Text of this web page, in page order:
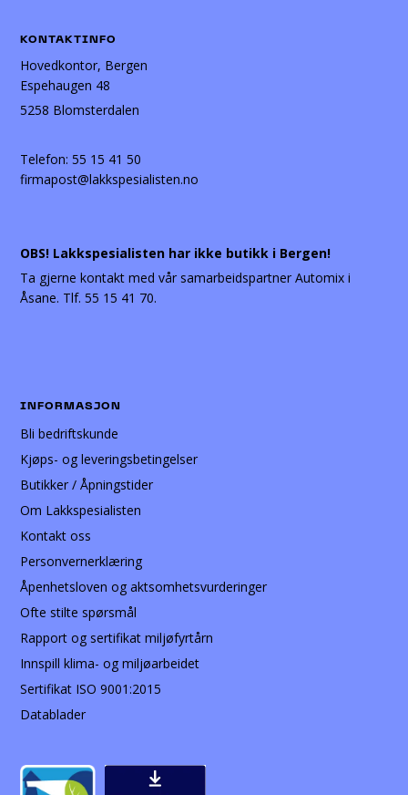
KONTAKTINFO
Hovedkontor, Bergen
Espehaugen 48
5258 Blomsterdalen
Telefon:55 15 41 50
firmapost@lakkspesialisten.no
OBS! Lakkspesialisten har ikke butikk i Bergen!
Ta gjerne kontakt med vår samarbeidspartner Automix i
Åsane. Tlf. 55 15 41 70.
INFORMASJON
Bli bedriftskunde
Kjøps- og leveringsbetingelser
Butikker / Åpningstider
Om Lakkspesialisten
Kontakt oss
Personvernerklæring
Åpenhetsloven og aktsomhetsvurderinger
Ofte stilte spørsmål
Rapport og sertifikat miljøfyrtårn
Innspill klima- og miljøarbeidet
Sertifikat ISO 9001:2015
Datablader